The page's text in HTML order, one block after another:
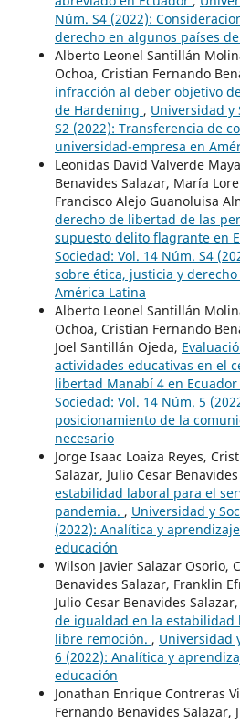
Núm. S4 (2022):
derecho en algunos países
Alberto Leonel Santillán
Ochoa, Cristian Fernando
infracción al deber objetivo
de Hardening , Universidad y
S2 (2022): Transferencia de
universidad-empresa en
Leonidas David Valverde
Benavides Salazar, María
Francisco Alejo Guanoluisa
derecho de libertad de las
supuesto delito flagrante en
Sociedad: Vol. 14 Núm. S4
sobre ética, justicia y
América Latina
Alberto Leonel Santillán
Ochoa, Cristian Fernando
Joel Santillán Ojeda,
actividades educativas en el
libertad Manabí 4 en Ecuador
Sociedad: Vol. 14 Núm. 5
posicionamiento de la
necesario
Jorge Isaac Loaiza Reyes,
Salazar, Julio Cesar
estabilidad laboral para el
pandemia. , Universidad y
(2022): Analítica y
educación
Wilson Javier Salazar Osorio,
Benavides Salazar, Franklin
Julio Cesar Benavides Salazar,
de igualdad en la estabilidad
libre remoción. , Universidad
6 (2022): Analítica y
educación
Jonathan Enrique Contreras
Fernando Benavides Salazar,